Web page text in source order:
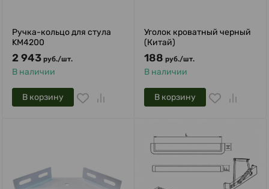
Ручка-кольцо для стула
KM4200
2 943 руб./шт.
В наличии
В корзину
Уголок кроватный черный
(Китай)
188 руб./шт.
В наличии
В корзину